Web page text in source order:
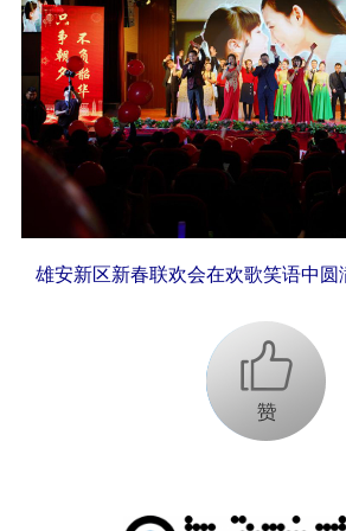
雄安新区新春联欢会在欢歌笑语中圆
+1